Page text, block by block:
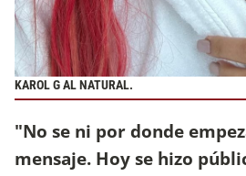
KAROL G AL NATURAL.
"No se ni por donde
mensaje. Hoy se hizo